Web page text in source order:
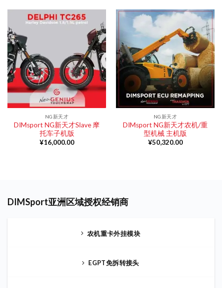
NG新天才
DIMsport NG新天才Slave 摩
托车子机版
¥16,000.00
NG新天才
DIMsport NG新天才农机/重
型机械 主机版
¥50,320.00
DIMSport亚洲区域授权经销商
农机重卡外挂模块
EGPT免拆转接头